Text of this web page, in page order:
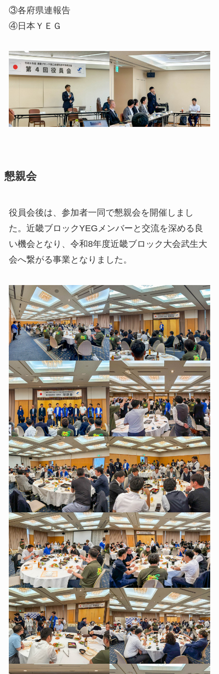
③各府県連報告
④日本ＹＥＧ
懇親会
役員会後は、参加者一同で懇親会を開催しまし
た。近畿ブロックYEGメンバーと交流を深める良
い機会となり、令和8年度近畿ブロック大会武生大
会へ繋がる事業となりました。